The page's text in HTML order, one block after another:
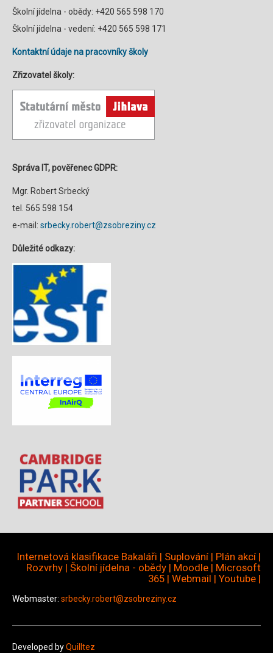
Školní jídelna - obědy: +420 565 598 170
Školní jídelna - vedení: +420 565 598 171
Kontaktní údaje na pracovníky školy
Zřizovatel školy:
Správa IT, pověřenec GDPR:
Mgr. Robert Srbecký
tel. 565 598 154
e-mail: srbecky.robert@zsobreziny.cz
Důležité odkazy:
Internetová klasifikace Bakaláři | Suplování | Plán akcí |
Rozvrhy | Školní jídelna - obědy | Moodle | Microsoft
365 | Webmail | Youtube |
Webmaster: srbecky.robert@zsobreziny.cz
Developed byQuilltez